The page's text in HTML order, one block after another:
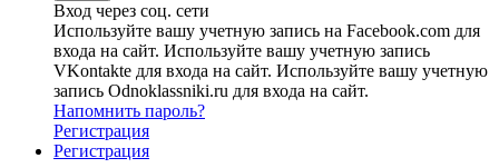
Вход через соц. сети
Используйте вашу учетную запись на Facebook.com для
входа на сайт. Используйте вашу учетную запись
VKontakte для входа на сайт. Используйте вашу учетную
запись Odnoklassniki.ru для входа на сайт.
Напомнить пароль?
Регистрация
Регистрация